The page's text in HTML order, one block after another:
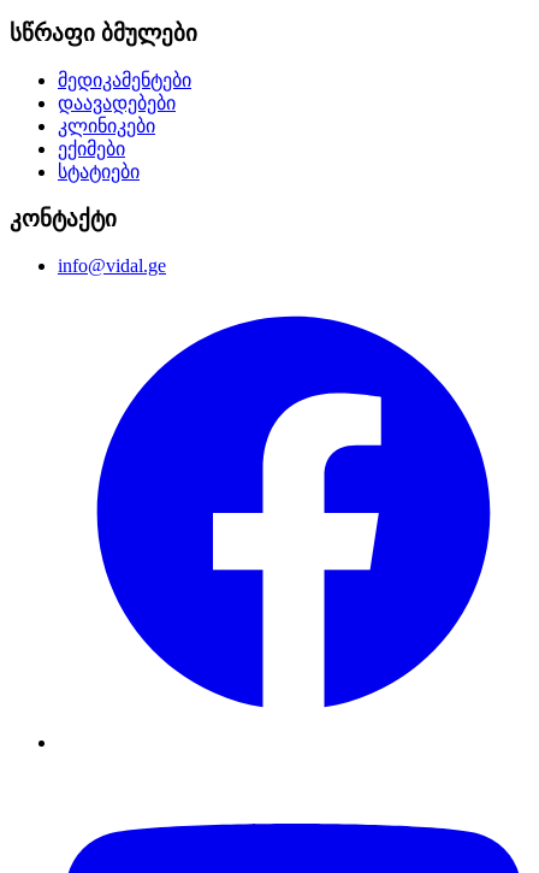
სწრაფი ბმულები
მედიკამენტები
დაავადებები
კლინიკები
ექიმები
სტატიები
კონტაქტი
info@vidal.ge